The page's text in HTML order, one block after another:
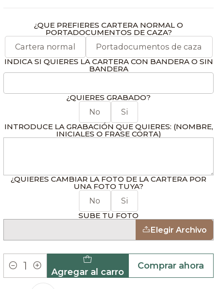
¿QUE PREFIERES CARTERA NORMAL O
PORTADOCUMENTOS DE CAZA?
Cartera normal Portadocumentos de caza
INDICA SI QUIERES LA CARTERA CON BANDERA O SIN
BANDERA
¿QUIERES GRABADO?
No Si
INTRODUCE LA GRABACIÓN QUE QUIERES: (NOMBRE,
INICIALES O FRASE CORTA)
¿QUIERES CAMBIAR LA FOTO DE LA CARTERA POR
UNA FOTO TUYA?
No Si
SUBE TU FOTO
Elegir Archivo
Cantidad Agregar al carro
Comprar ahora